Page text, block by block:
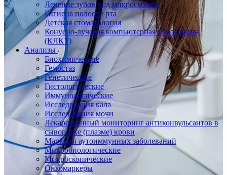
Лечение зубов под микроскопом
Гигиена полости рта
Детская стоматология
Конусно-лучевая компьютерная томография
(КЛКТ)
Анализы
Биохимические
Гемостаз
Генетические
Гистологические
Иммунологические
Исследования кала
Исследования мочи
Лекарственный мониторинг антиконвульсантов в
сыворотке (плазме) крови
Маркеры аутоиммунных заболеваний
Микробиологические
Микроскопические
Онкомаркеры